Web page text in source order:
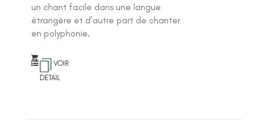
un chant facile dans une langue
étrangère et d’autre part de chanter
en polyphonie.
VOIR
DETAIL